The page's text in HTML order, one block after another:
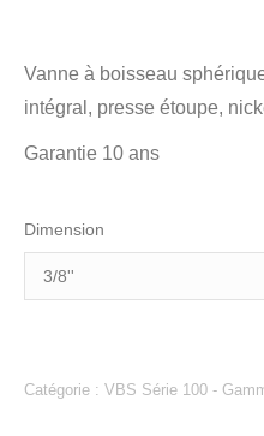
Vanne à boisseau
intégral, presse étoupe,
Garantie 10 ans
Dimension
Catégorie : VBS Série 100 -